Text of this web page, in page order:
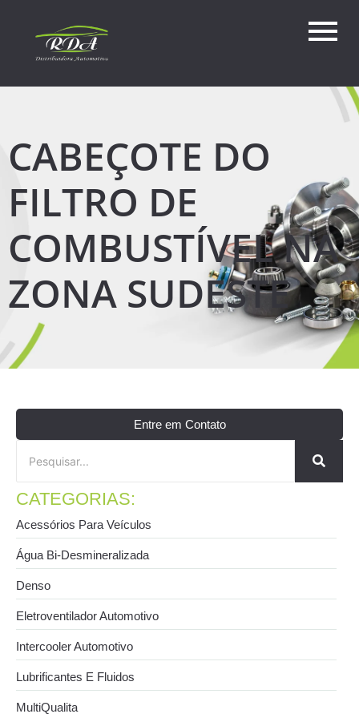
CABEÇOTE DO
FILTRO DE
COMBUSTÍVEL NA
ZONA SUDESTE
Entre em Contato
CATEGORIAS:
Acessórios Para Veículos
Água Bi-Desmineralizada
Denso
Eletroventilador Automotivo
Intercooler Automotivo
Lubrificantes E Fluidos
MultiQualita